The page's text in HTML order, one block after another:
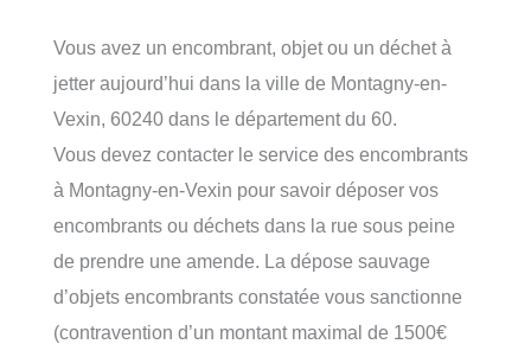
Vous avez un encombrant, objet ou un déchet à
jetter aujourd’hui dans la ville de Montagny-en-
Vexin, 60240 dans le département du 60.
Vous devez contacter le service des encombrants
à Montagny-en-Vexin pour savoir déposer vos
encombrants ou déchets dans la rue sous peine
de prendre une amende. La dépose sauvage
d’objets encombrants constatée vous sanctionne
(contravention d’un montant maximal de 1500€